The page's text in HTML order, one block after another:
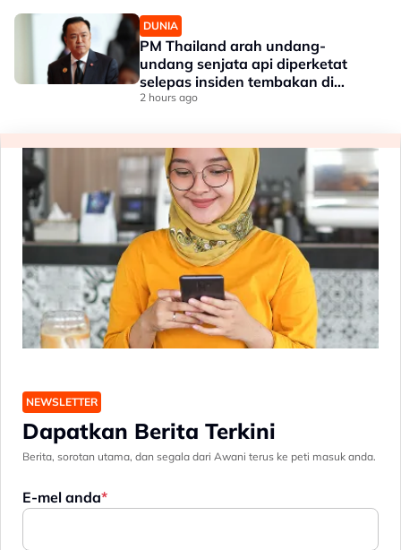
DUNIA
PM Thailand arah undang-
undang senjata api diperketat
selepas insiden tembakan di
sekolah
2 hours ago
NEWSLETTER
Dapatkan Berita Terkini
Berita, sorotan utama, dan segala dari Awani terus ke peti masuk anda.
E-mel anda